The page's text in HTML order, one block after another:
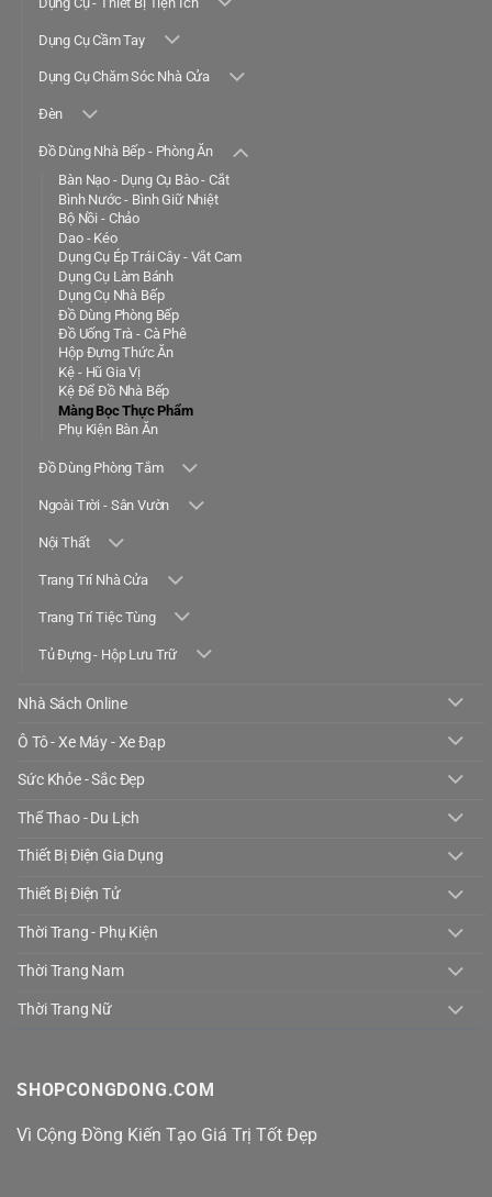
Dụng Cụ Cầm Tay
Dụng Cụ Chăm Sóc Nhà Cửa
Đèn
Đồ Dùng Nhà Bếp - Phòng Ăn
Bàn Nạo - Dụng Cụ Bào - Cắt
Bình Nước - Bình Giữ Nhiệt
Bộ Nồi - Chảo
Dao - Kéo
Dụng Cụ Ép Trái Cây - Vắt Cam
Dụng Cụ Làm Bánh
Dụng Cụ Nhà Bếp
Đồ Dùng Phòng Bếp
Đồ Uống Trà - Cà Phê
Hộp Đựng Thức Ăn
Kệ - Hũ Gia Vị
Kệ Để Đồ Nhà Bếp
Màng Bọc Thực Phẩm
Phụ Kiện Bàn Ăn
Đồ Dùng Phòng Tắm
Ngoài Trời - Sân Vườn
Nội Thất
Trang Trí Nhà Cửa
Trang Trí Tiệc Tùng
Tủ Đựng - Hộp Lưu Trữ
Nhà Sách Online
Ô Tô - Xe Máy - Xe Đạp
Sức Khỏe - Sắc Đẹp
Thể Thao - Du Lịch
Thiết Bị Điện Gia Dụng
Thiết Bị Điện Tử
Thời Trang - Phụ Kiện
Thời Trang Nam
Thời Trang Nữ
SHOPCONGDONG.COM
Vì Cộng Đồng Kiến Tạo Giá Trị Tốt Đẹp